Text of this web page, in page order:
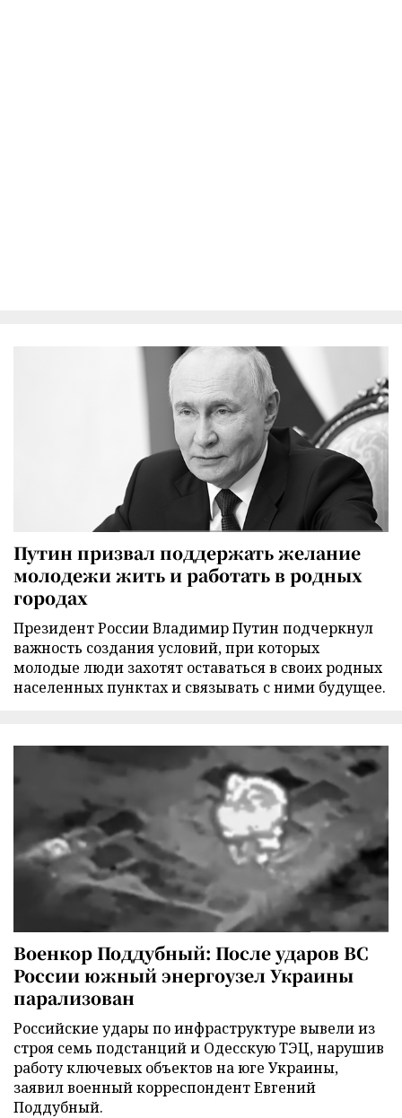
Путин призвал поддержать желание
молодежи жить и работать в родных
городах
Президент России Владимир Путин подчеркнул
важность создания условий, при которых
молодые люди захотят оставаться в своих родных
населенных пунктах и связывать с ними будущее.
Военкор Поддубный: После ударов ВС
России южный энергоузел Украины
парализован
Российские удары по инфраструктуре вывели из
строя семь подстанций и Одесскую ТЭЦ, нарушив
работу ключевых объектов на юге Украины,
заявил военный корреспондент Евгений
Поддубный.